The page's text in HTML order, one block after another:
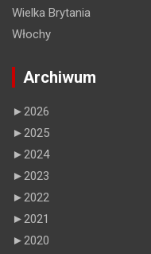
Wielka Brytania
Włochy
Archiwum
►2026
►2025
►2024
►2023
►2022
►2021
►2020